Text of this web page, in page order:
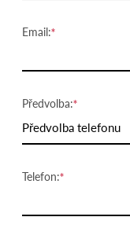
Email:
Předvolba:
Předvolba telefonu
Telefon: